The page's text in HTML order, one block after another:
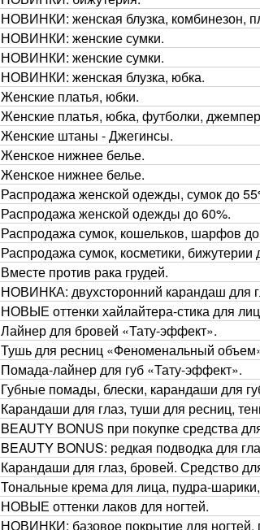
НОВИНКИ: женская блузка, комбинезон,
НОВИНКИ: женские сумки.
НОВИНКИ: женские сумки.
НОВИНКИ: женская блузка, юбка.
Женские платья, юбки.
Женские платья, юбка, футболки,
Женские штаны - Джегинсы.
Женское нижнее белье.
Женское нижнее белье.
Распродажа женской одежды, сумок до
Распродажа женской одежды до 60%.
Распродажа сумок, кошельков, шарфов
Распродажа сумок, косметики, бижутерии
Вместе против рака грудей.
НОВИНКА: двухсторонний карандаш для
НОВЫЕ оттенки хайлайтера-стика для
Лайнер для бровей «Тату-эффект».
Тушь для ресниц «Феноменальный
Помада-лайнер для губ «Тату-эффект».
Губные помады, блески, карандаши для
Карандаши для глаз, туши для ресниц,
BEAUTY BONUS при покупке средства
BEAUTY BONUS: редкая подводка для
Карандаши для глаз, бровей. Средство
Тональные крема для лица, пудра-
НОВЫЕ оттенки лаков для ногтей.
НОВИНКИ: базовое покрытие для ногтей,